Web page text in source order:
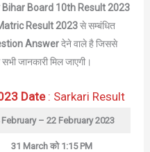
Bihar Board 10th Result 2023
Result 2023से सम्बंधित
Answerदेने वाले है जिससे
जानकारी मिल जाएगी।
Date: Sarkari Result
February – 22 February 2023
31 March को 1:15 PM